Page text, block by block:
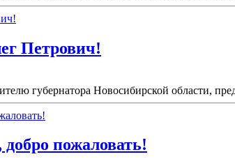
Петрович!
губернатора Новосибирской области,
пожаловать!